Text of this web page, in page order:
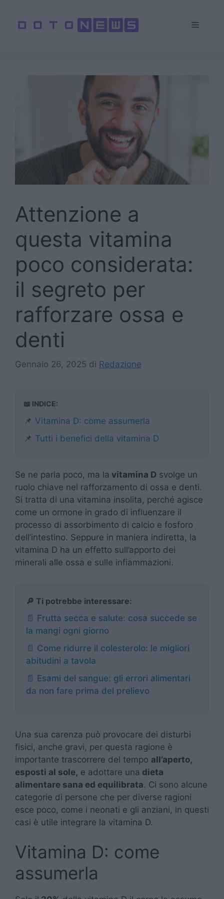
contenuto
Menu
Attenzione a
questa vitamina
poco considerata:
il segreto per
rafforzare ossa e
denti
Gennaio 26, 2025 di Redazione
📖 INDICE:
📌 Vitamina D: come assumerla
📌 Tutti i benefici della vitamina D
Se ne parla poco, ma la vitamina D svolge un
ruolo chiave nel rafforzamento di ossa e denti.
Si tratta di una vitamina insolita, perché agisce
come un ormone in grado di influenzare il
processo di assorbimento di calcio e fosforo
dell’intestino. Seppure in maniera indiretta, la
vitamina D ha un effetto sull’apporto dei
minerali alle ossa e sulle infiammazioni.
🔎 Ti potrebbe interessare:
📄 Frutta secca e salute: cosa succede se
la mangi ogni giorno
📄 Come ridurre il colesterolo: le migliori
abitudini a tavola
📄 Esami del sangue: gli errori alimentari
da non fare prima del prelievo
Una sua carenza può provocare dei disturbi
fisici, anche gravi, per questa ragione è
importante trascorrere del tempo all’aperto,
esposti al sole, e adottare una dieta
alimentare sana ed equilibrata. Ci sono alcune
categorie di persone che per diverse ragioni
esce poco, come i neonati e gli anziani, in questi
casi è utile integrare la vitamina D.
Vitamina D: come
assumerla